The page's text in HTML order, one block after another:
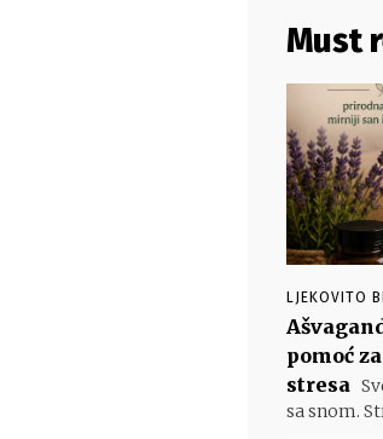
Must
LJEKOVITO
pomoć
stresa
sa snom.